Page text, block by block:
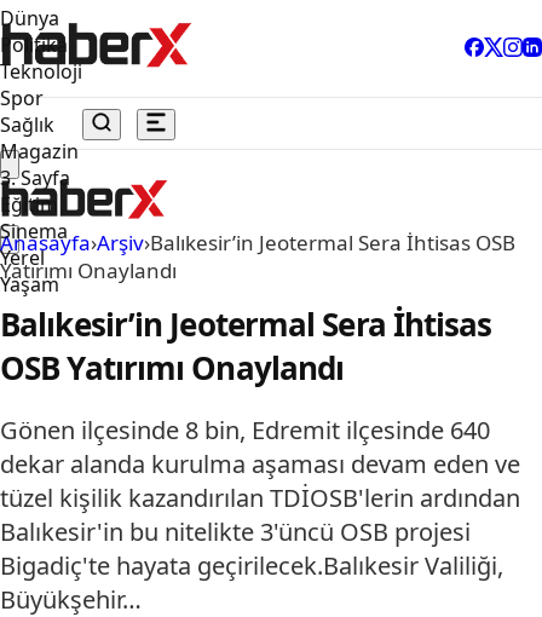
Dünya
Politika
Teknoloji
Spor
Sağlık
Magazin
3. Sayfa
Eğitim
Sinema
Yerel
Yaşam
Anasayfa›Arşiv›Balıkesir’in Jeotermal Sera İhtisas OSB
Yatırımı Onaylandı
Balıkesir’in Jeotermal Sera İhtisas
OSB Yatırımı Onaylandı
Gönen ilçesinde 8 bin, Edremit ilçesinde 640
dekar alanda kurulma aşaması devam eden ve
tüzel kişilik kazandırılan TDİOSB'lerin ardından
Balıkesir'in bu nitelikte 3'üncü OSB projesi
Bigadiç'te hayata geçirilecek.Balıkesir Valiliği,
Büyükşehir…